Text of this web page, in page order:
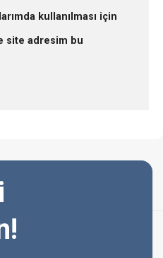
kullanılması için
site adresim bu